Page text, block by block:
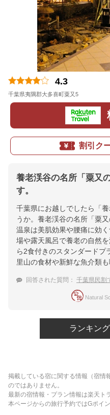
4.3
千葉県夷隅郡大多喜町粟又5
割引ク
養老渓谷の名所「粟又
す。
千葉県にお越しでしたら「
うか。養老渓谷の名所「粟
温泉は美肌効果や腰痛に効
場や露天風呂で養老の自然
ら2食付きのスタンダードプ
里山の食材や新鮮な魚介類
回答された質問： 千葉県民割で温泉旅
Natural
ランキン
掲載している宿に関する情報（宿情
のではありません。
最新の宿情報・プラン情報は楽天ト
本ページからの旅行予約ではGポイ